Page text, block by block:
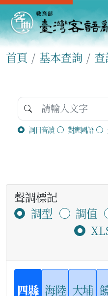
首頁 基本查詢
詞目音讀 對應國語
聲調標記
調型
調值
四縣 海陸 大埔